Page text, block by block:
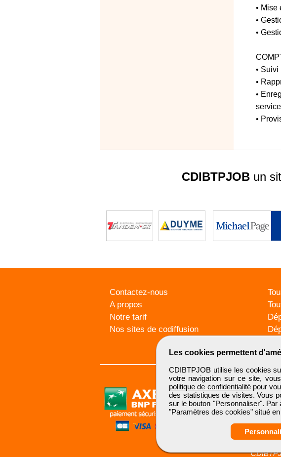
• Mise
•
•
• Suivi
•
•
•
Les cookies permettent
CDIBTPJOB utilise les cookies
votre navigation sur ce site,
politique de confidentialitépour
des statistiques de visites. Vous
sur le bouton "Personnaliser".
"Paramètres des cookies" situé
CDIBTPJOBun
Contactez-nous
A propos
Notre tarif
Nos sites de codiffusion